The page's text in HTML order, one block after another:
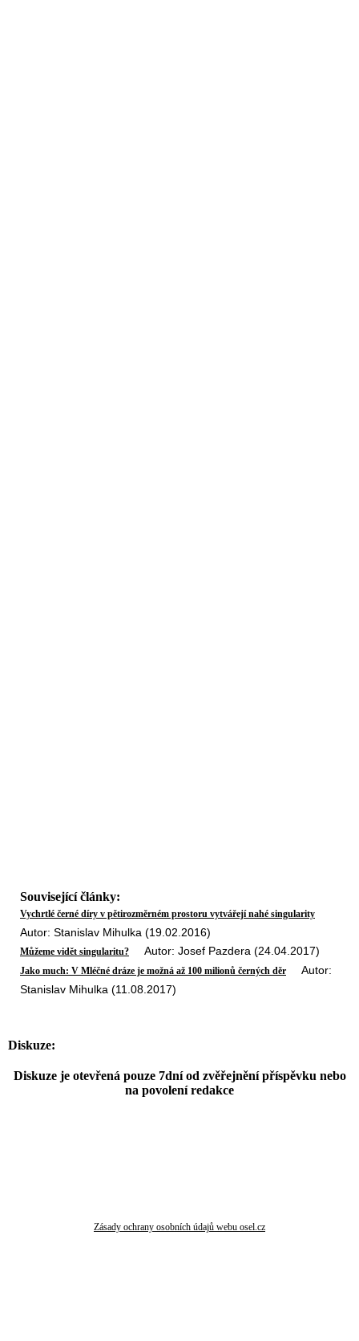
Související články:
Vychrtlé černé díry v pětirozměrném prostoru vytvářejí nahé singularity
Autor: Stanislav Mihulka (19.02.2016)
Můžeme vidět singularitu? Autor: Josef Pazdera (24.04.2017)
Jako much: V Mléčné dráze je možná až 100 milionů černých děr Autor:
Stanislav Mihulka (11.08.2017)
Diskuze:
Diskuze je otevřená pouze 7dní od zvěřejnění příspěvku nebo
na povolení redakce
Zásady ochrany osobních údajů webu osel.cz